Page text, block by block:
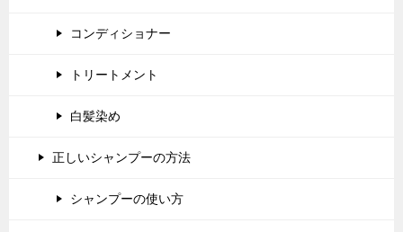
コンディショナー
トリートメント
白髪染め
正しいシャンプーの方法
シャンプーの使い方